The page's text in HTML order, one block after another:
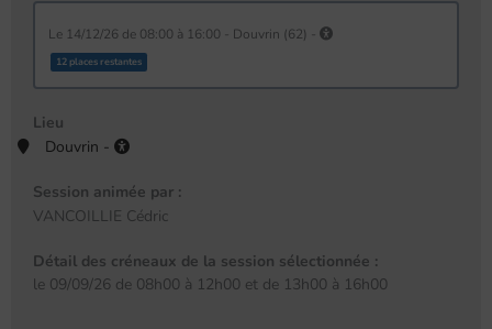
le 14/12/26 de 08:00 à 16:00 - Douvrin (62) -
12 places restantes
Lieu
Douvrin -
Session animée par :
VANCOILLIE Cédric
Détail des créneaux de la session sélectionnée :
le 09/09/26 de 08h00 à 12h00 et de 13h00 à 16h00